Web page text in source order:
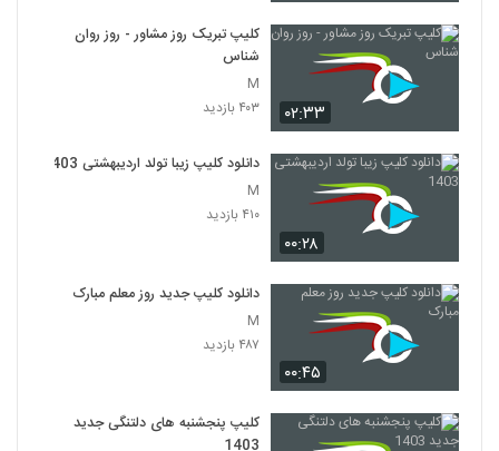
۰۲:۳۳
کلیپ تبریک روز مشاور - روز روان
شناس
M
۴۰۳ بازدید
۰۰:۲۸
دانلود کلیپ زیبا تولد اردیبهشتی 1403
M
۴۱۰ بازدید
۰۰:۴۵
دانلود کلیپ جدید روز معلم مبارک
M
۴۸۷ بازدید
کلیپ پنجشنبه های دلتنگی جدید
1403